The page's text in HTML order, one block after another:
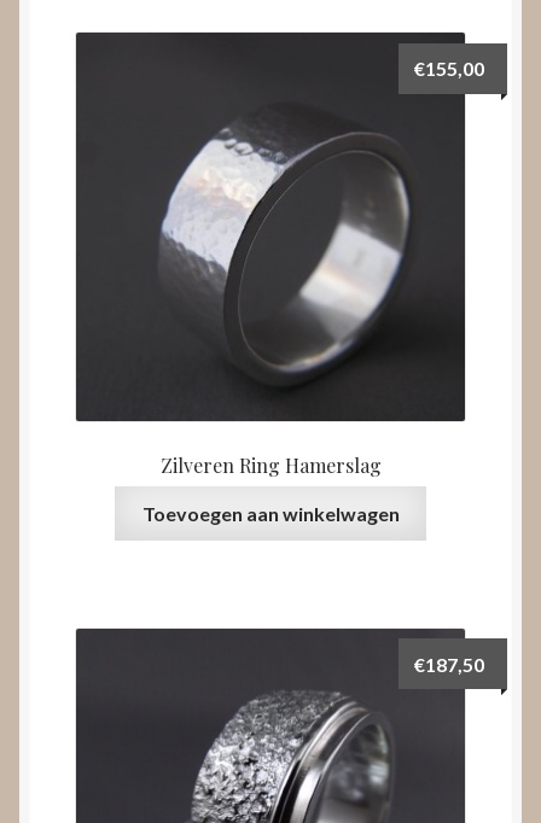
Zilveren Ring Hamerslag
€155,00
Toevoegen aan winkelwagen
€187,50